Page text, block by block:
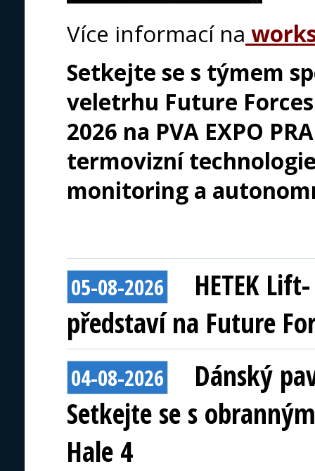
Více informací na
Setkejte se s týmem
veletrhu Future
2026 na PVA EXPO
termovizní
monitoring a
05-08-2026
HETEK
představí na Future
04-08-2026
Dánský
Setkejte se s
Hale 4